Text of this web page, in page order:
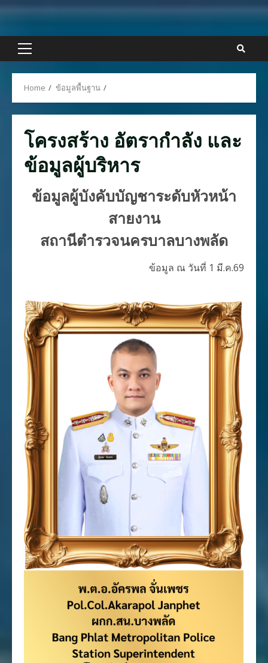
Skip
content
Primary
Home ข้อมูลพื้นฐาน
โครงสร้าง อัตรากำลัง และ
ข้อมูลผู้บริหาร
ข้อมูลผู้บังคับบัญชาระดับหัวหน้า
สายงาน
สถานีตำรวจนครบาลบางพลัด
ข้อมูล ณ วันที่ 1 มี.ค.69